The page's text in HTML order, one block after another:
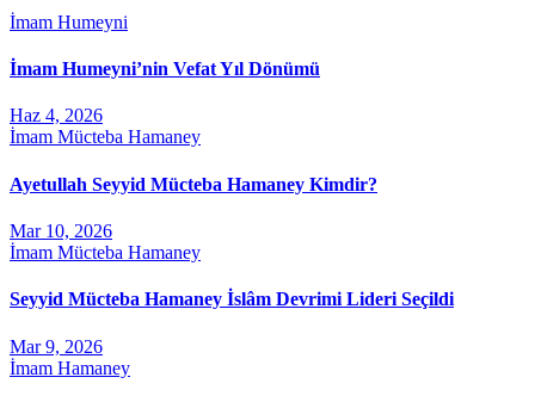
İmam Humeyni
İmam Humeyni’nin Vefat Yıl Dönümü
Haz 4, 2026
İmam Mücteba Hamaney
Ayetullah Seyyid Mücteba Hamaney Kimdir?
Mar 10, 2026
İmam Mücteba Hamaney
Seyyid Mücteba Hamaney İslâm Devrimi Lideri Seçildi
Mar 9, 2026
İmam Hamaney